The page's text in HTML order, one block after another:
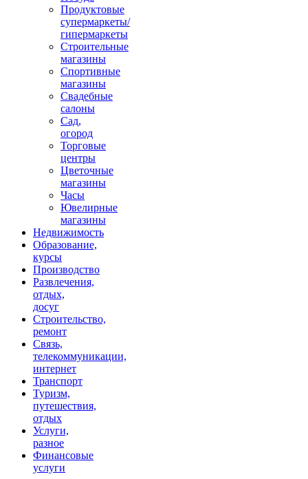
Продуктовые
супермаркеты/
гипермаркеты
Строительные
магазины
Спортивные
магазины
Свадебные
салоны
Сад,
огород
Торговые
центры
Цветочные
магазины
Часы
Ювелирные
магазины
Недвижимость
Образование,
курсы
Производство
Развлечения,
отдых,
досуг
Строительство,
ремонт
Связь,
телекоммуникации,
интернет
Транспорт
Туризм,
путешествия,
отдых
Услуги,
разное
Финансовые
услуги